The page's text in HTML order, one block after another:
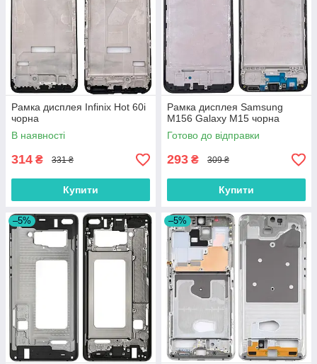
Рамка дисплея Infinix Hot 60i
чорна
В наявності
314 ₴ 331 ₴
Купити
Рамка дисплея Samsung
M156 Galaxy M15 чорна
Готово до відправки
293 ₴ 309 ₴
Купити
–5% –5%